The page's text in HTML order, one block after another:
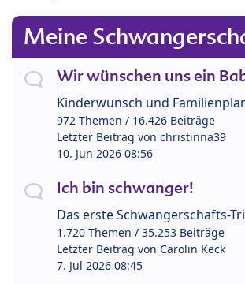
Meine
Wir wünschen uns ein
Kinderwunsch und
972 Themen / 16.426 Beiträge
Letzter Beitrag von christinna39
10. Jun 2026 08:56
Ich bin schwanger!
Das erste Schwangerschafts-
1.720 Themen / 35.253 Beiträge
Letzter Beitrag von Carolin Keck
7. Jul 2026 08:45